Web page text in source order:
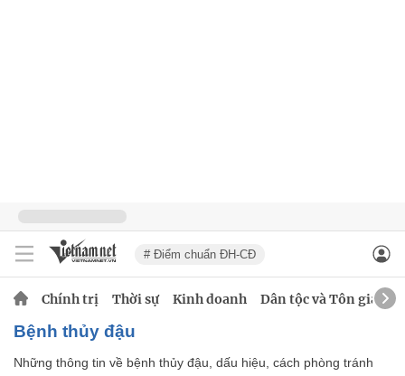
# Điểm chuẩn ĐH-CĐ
Chính trị Thời sự Kinh doanh Dân tộc và Tôn giáo
Bệnh thủy đậu
Những thông tin về bệnh thủy đậu, dấu hiệu, cách phòng tránh